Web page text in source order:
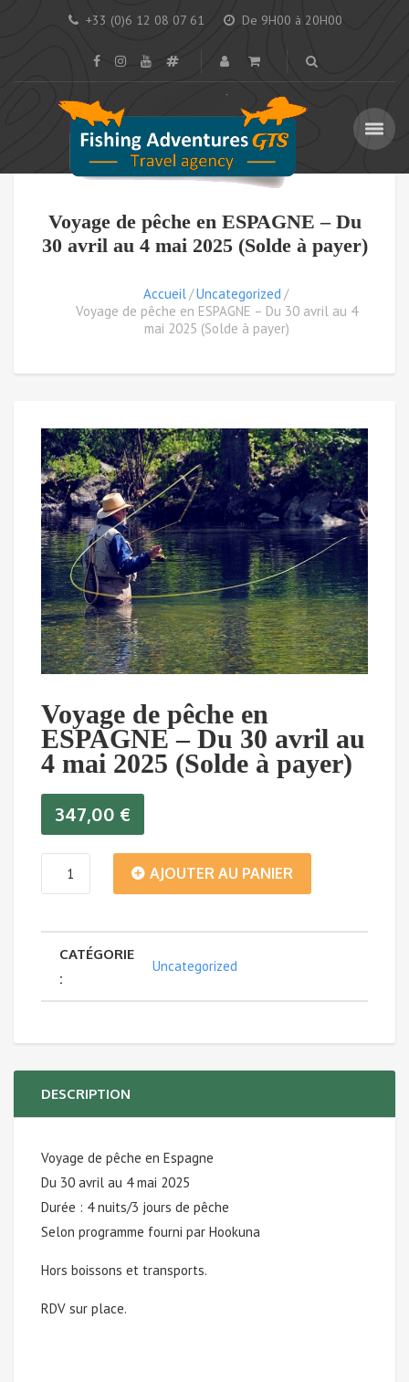
+33 (0)6 12 08 07 61 De 9H00 à 20H00
Voyage de pêche en ESPAGNE – Du
30 avril au 4 mai 2025 (Solde à payer)
Accueil
Uncategorized
Voyage de pêche en ESPAGNE – Du 30 avril au 4
mai 2025 (Solde à payer)
Voyage de pêche en
ESPAGNE – Du 30 avril au
4 mai 2025 (Solde à payer)
347,00 €
quantité
Voyage
ESPAGNE
-
Du
30
AJOUTER AU PANIER
CATÉGORIE
:
Uncategorized
DESCRIPTION
Voyage de pêche en Espagne
Du 30 avril au 4 mai 2025
Durée : 4 nuits/3 jours de pêche
Selon programme fourni par Hookuna
Hors boissons et transports.
RDV sur place.